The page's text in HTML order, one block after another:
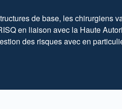
de base, les chirurgiens
en liaison avec la Haute
des risques avec en